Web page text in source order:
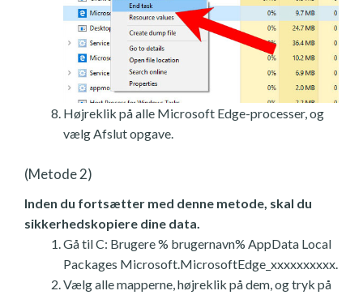
Højreklik på alle Microsoft Edge-processer, og
vælg Afslut opgave.
(Metode 2)
Inden du fortsætter med denne metode, skal du
sikkerhedskopiere dine data.
Gå til C: Brugere % brugernavn% AppData Local
Packages Microsoft.MicrosoftEdge_xxxxxxxxxx.
Vælg alle mapperne, højreklik på dem, og tryk på